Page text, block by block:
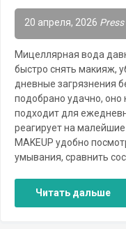
20 апреля, 2026 Press
Мицеллярная вода
быстро снять макияж,
дневные загрязнения
подобрано удачно, оно
подходит для
реагирует на
MAKEUP удобно
умывания, сравнить
Читать дальше